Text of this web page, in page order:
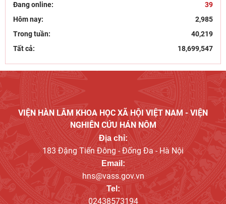
27/07/2026
Viện Nghiên cứu Hán - Nôm tiếp và làm việc với GS.TS
Nguyễn Phương Ngọc – Phó hiệu trưởng Trường
22/07/2026
Góc nhìn của Đảng, hành động kiên quyết và bảo vệ
nền tảng tư tưởng trong kỷ nguyên số
trào Cần Vương chống Pháp
Đang online:
39
Hôm nay:
2,985
Trong tuần:
40,219
Tất cả:
18,699,547
VIỆN HÀN LÂM KHOA HỌC XÃ HỘI VIỆT NAM - VIỆN
NGHIÊN CỨU HÁN NÔM
Địa chỉ:
183 Đặng Tiến Đông - Đống Đa - Hà Nội
Email:
hns@vass.gov.vn
Tel:
02438573194